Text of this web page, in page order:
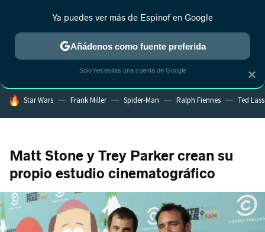
MENÚ NUEVO
ESTRENOS REALITY ANIME RANKINGS CINE
HOY SE HABLA DE
Star Wars Frank Miller Spider-Man Ralph Fiennes Ted
Matt Stone y Trey Parker crean su
propio estudio cinematográfico
×
Ya puedes ver más de Espinof en Google
Añádenos como fuente preferida
Solo necesitas una cuenta de Google